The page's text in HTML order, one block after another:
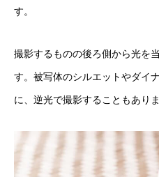
す。
撮影するものの後ろ側から光を
す。被写体のシルエットやダイ
に、逆光で撮影することもありま